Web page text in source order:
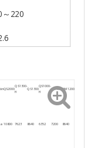
～220
QS2000
QS1300-
H
QS1300
QS1000-
H
QS1000 QM1200
10800 7623 8640 6352 7200 8640